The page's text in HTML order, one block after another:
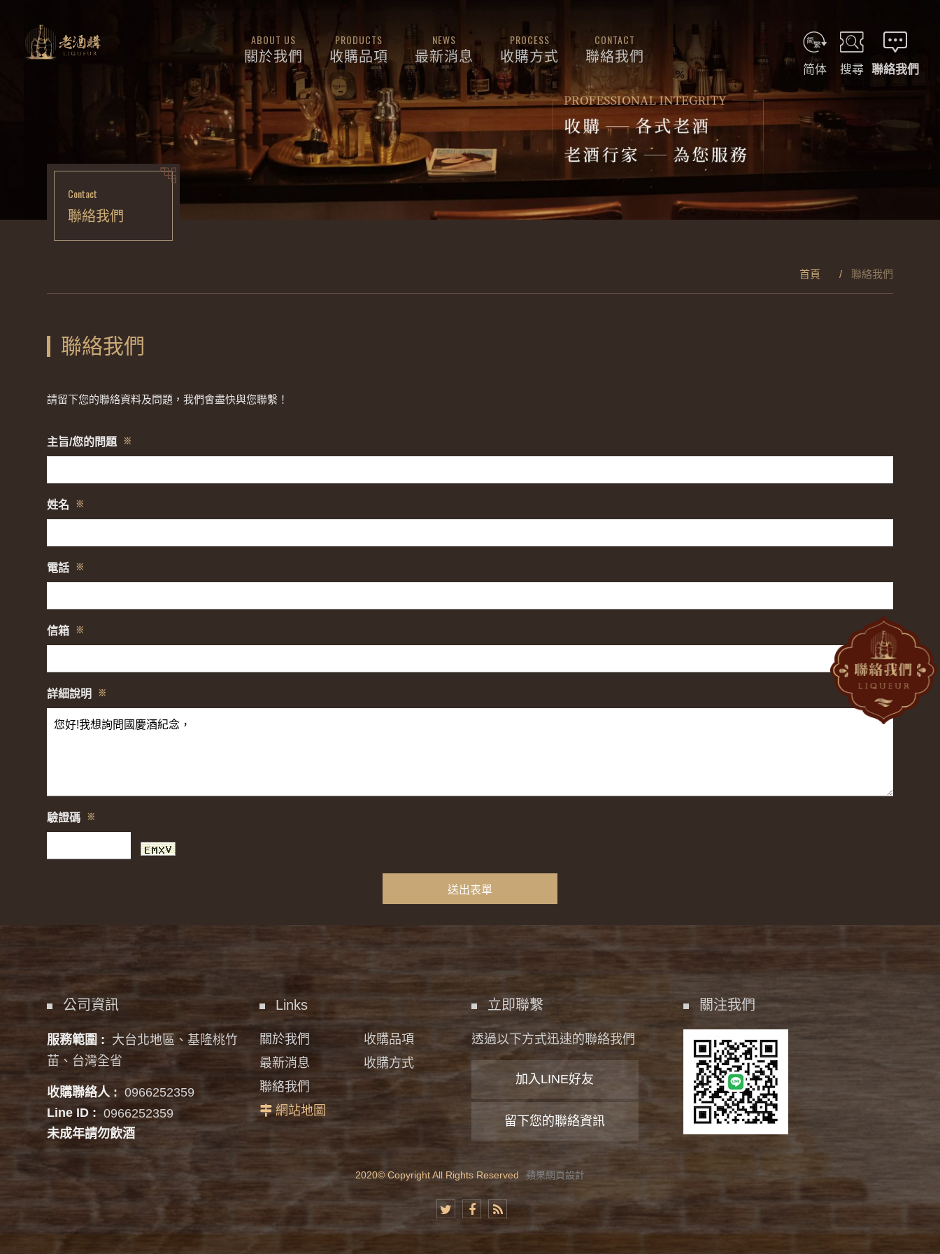
ABOUT US
關於我們
PRODUCTS
收購品項
NEWS
最新消息
PROCESS
收購方式
CONTACT
聯絡我們
聯絡我們
搜尋
简体
Contact
聯絡我們
首頁 聯絡我們
聯絡我們
請留下您的聯絡資料及問題，我們會盡快與您聯繫！
主旨/您的問題 ※
姓名 ※
電話 ※
信箱 ※
詳細說明 ※
驗證碼 ※
公司資訊
服務範圍 : 大台北地區、基隆桃竹
苗、台灣全省
收購聯絡人 : 0966252359
Line ID : 0966252359
未成年請勿飲酒
Links
關於我們
收購品項
最新消息
收購方式
聯絡我們
網站地圖
立即聯繫
透過以下方式迅速的聯絡我們
加入LINE好友
留下您的聯絡資訊
關注我們
2020© Copyright All Rights Reserved 蘋果網頁設計